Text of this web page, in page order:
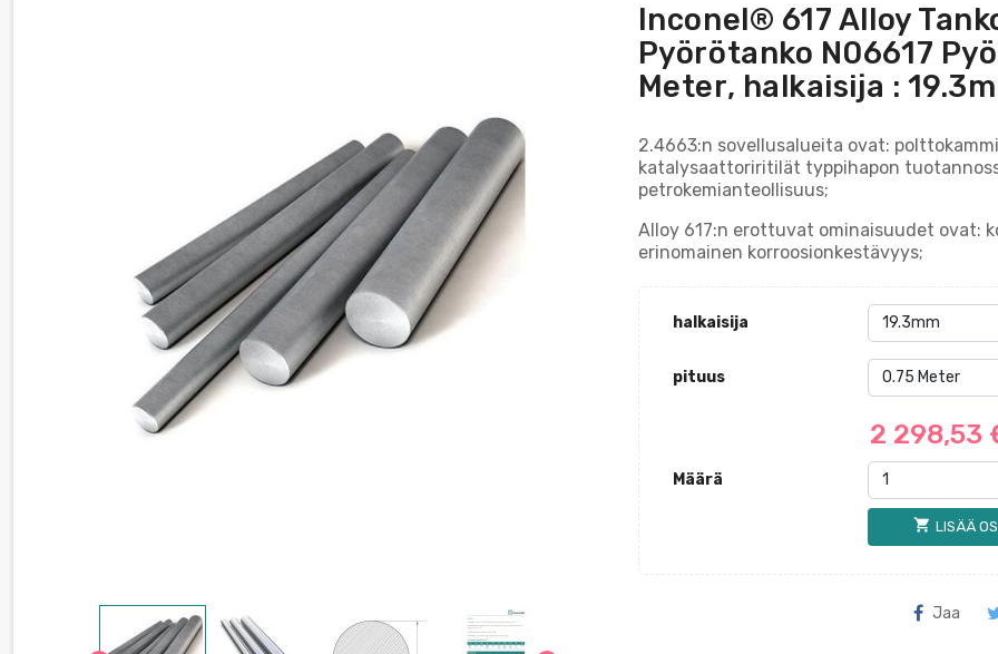
Inconel® 617 Alloy
Pyörötanko N06617
Meter, halkaisija :
2.4663:n sovellusalueita ovat:
katalysaattoriritilät typpihapon
petrokemianteollisuus;
Alloy 617:n erottuvat ominaisuudet ovat:
erinomainen korroosionkestävyys;
halkaisija
pituus
2 298,53
Määrä
shopping_cart LISÄÄ
Jaa